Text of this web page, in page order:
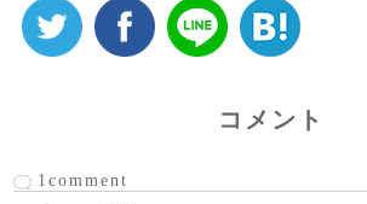
コメント
1comment